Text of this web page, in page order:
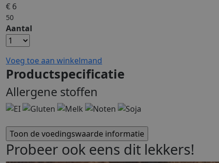
€ 6
50
Aantal
Voeg toe aan winkelmand
Productspecificatie
Allergene stoffen
Probeer ook eens dit lekkers!